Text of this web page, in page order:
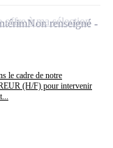
le cadre de notre
(H/F) pour intervenir
Non renseigné
offre à ma sélection